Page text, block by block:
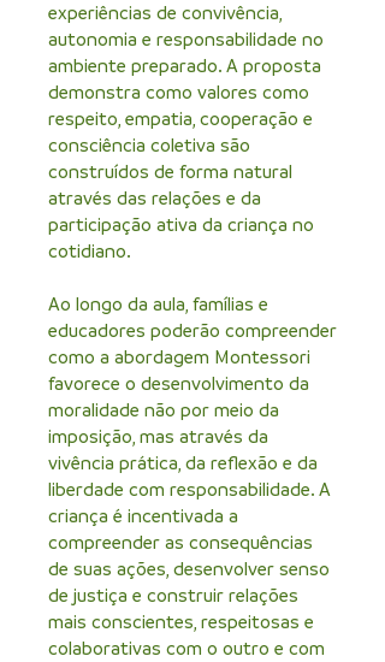
experiências de convivência,
autonomia e responsabilidade no
ambiente preparado. A proposta
demonstra como valores como
respeito, empatia, cooperação e
consciência coletiva são
construídos de forma natural
através das relações e da
participação ativa da criança no
cotidiano.
Ao longo da aula, famílias e
educadores poderão compreender
como a abordagem Montessori
favorece o desenvolvimento da
moralidade não por meio da
imposição, mas através da
vivência prática, da reflexão e da
liberdade com responsabilidade. A
criança é incentivada a
compreender as consequências
de suas ações, desenvolver senso
de justiça e construir relações
mais conscientes, respeitosas e
colaborativas com o outro e com